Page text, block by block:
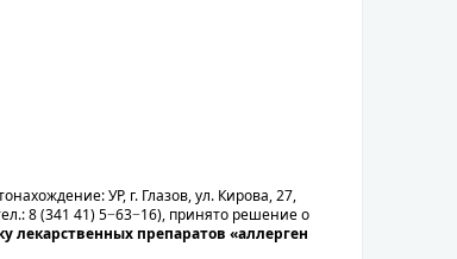
УР, г. Глазов, ул. Кирова, 27,
8 (341 41) 5−63−16), принято решение о
лекарственных препаратов «аллерген